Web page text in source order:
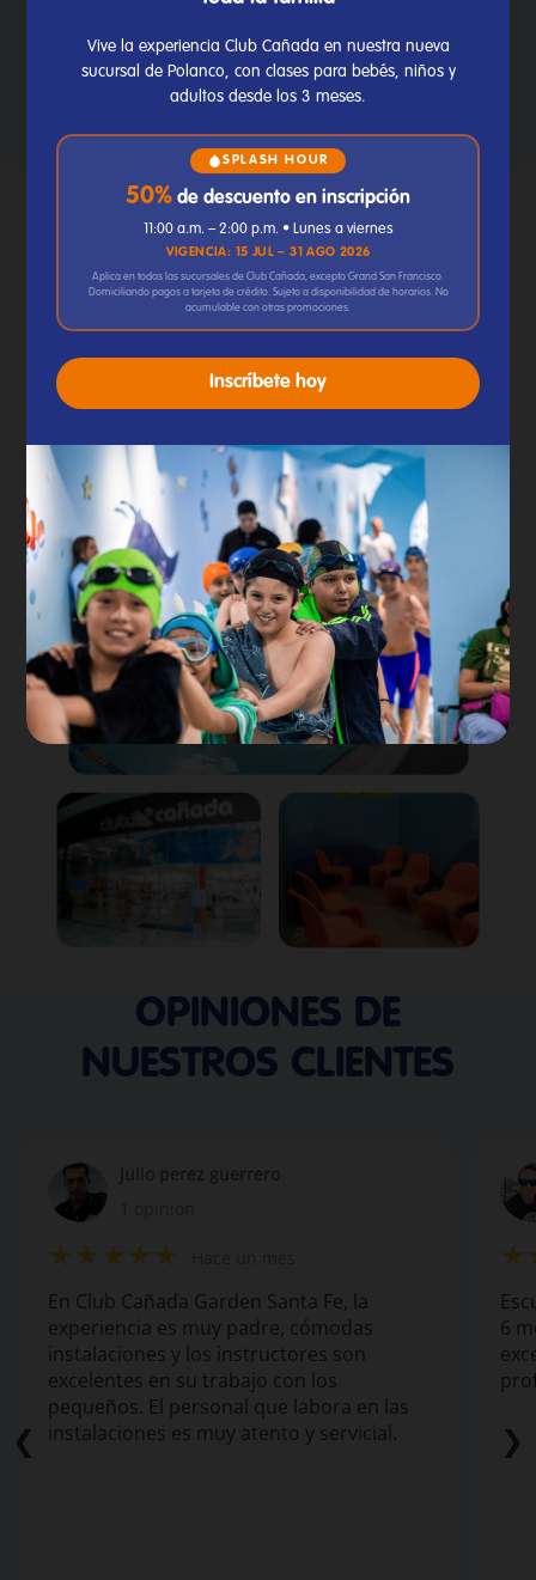
necesidades, ofreciéndote desde artículos
esenciales para la alberca hasta detalles
encantadores que seguramente te fascinarán.
sucursales más acogedoras y familiares,
nuestro personal lo hará sentir como
en su propio hogar.
OPINIONES DE
NUESTROS CLIENTES
❮
★★★★★
En Club Cañada Garden Santa Fe, la
experiencia es muy padre, cómodas
instalaciones y los instructores son
excelentes en su trabajo con los
pequeños. El personal que labora en las
instalaciones es muy atento y servicial.
6
❯
Vive la experiencia Club Cañada en nuestra nueva
sucursal de Polanco, con clases para bebés, niños y
adultos desde los 3 meses.
SPLASH HOUR
50% de descuento en inscripción
11:00 a.m. – 2:00 p.m. • Lunes a viernes
VIGENCIA: 15 JUL – 31 AGO 2026
Aplica en todas las sucursales de Club Cañada, excepto Grand San Francisco.
Domiciliando pagos a tarjeta de crédito. Sujeto a disponibilidad de horarios. No
acumulable con otras promociones.
Inscríbete hoy